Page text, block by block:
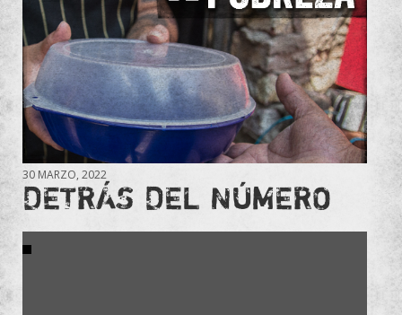
30 MARZO, 2022
DETRÁS DEL NÚMERO